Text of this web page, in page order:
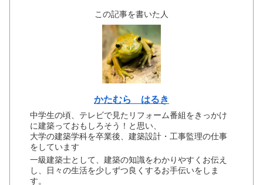
この記事を書いた人
かたむら はるき
中学生の頃、テレビで見たリフォーム番組をきっかけ
に建築っておもしろそう！と思い、
大学の建築学科を卒業後、建築設計・工事監理の仕事
をしています
一級建築士として、建築の知識をわかりやすくお伝え
し、日々の生活を少しずつ良くするお手伝いをしま
す。